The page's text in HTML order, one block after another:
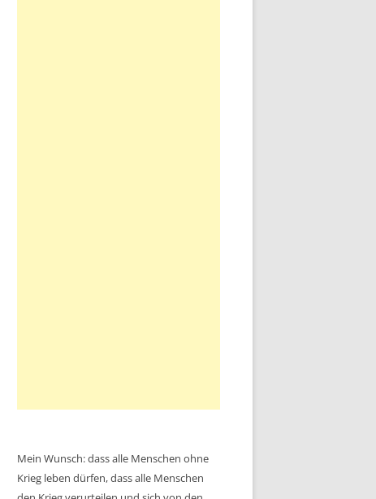
Mein Wunsch: dass alle Menschen ohne
Krieg leben dürfen, dass alle Menschen